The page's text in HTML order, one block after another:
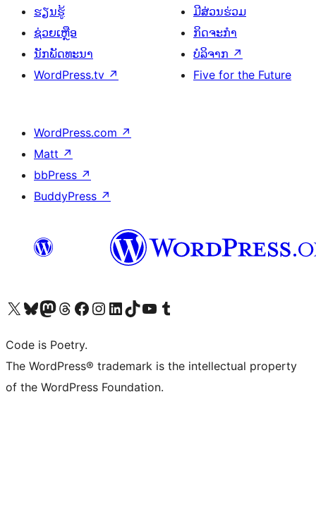
ຮຽນຮູ້
ຊ່ວຍເຫຼືອ
ນັກພັດທະນາ
WordPress.tv ↗
ມີສ່ວນຮ່ວມ
ກິດຈະກຳ
ບໍລິຈາກ ↗
Five for the Future
WordPress.com ↗
Matt ↗
bbPress ↗
BuddyPress ↗
ຢ້ຽມຊົມບັນຊີ X (ຊື່ເກົ່າ Twitter) ຂອງພວກເຮົາຢ້ຽມຊົມບັນຊີ Bluesky ຂອງພວກເຮົາຢ້ຽມຊົມບັນຊີ Mastodon ຂອງພວກເຮົາຢ້ຽມຊົມບັນຊີ Threads ຂອງພວກເຮົາຢ້ຽມຊົມໜ້າ Facebook ຂອງພວກເຮົາຢ້ຽມຊົມບັນຊີ Instagram ຂອງພວກເຮົາຢ້ຽມຊົມບັນຊີ LinkedIn ຂອງພວກເຮົາຢ້ຽມຊົມບັນຊີ TikTok ຂອງພວກເຮົາຢ້ຽມຊົມຊ່ອງ YouTube ຂອງພວກເຮົາຢ້ຽມຊົມບັນຊີ Tumblr ຂອງພວກເຮົາ
Code is Poetry.
The WordPress® trademark is the intellectual property
of the WordPress Foundation.